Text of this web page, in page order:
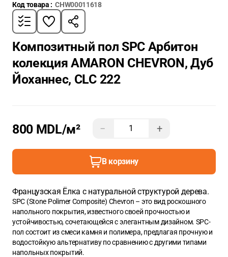
Код товара : CHW00011618
Композитный пол SPC Арбитон
колекция AMARON CHEVRON, Дуб
Йоханнес, CLC 222
800 MDL/м² − +
В корзину
Французская Ёлка с натуральной структурой дерева.
SPC (Stone Polimer Composite) Chevron – это вид роскошного
напольного покрытия, известного своей прочностью и
устойчивостью, сочетающейся с элегантным дизайном. SPC-
пол состоит из смеси камня и полимера, предлагая прочную и
водостойкую альтернативу по сравнению с другими типами
напольных покрытий.